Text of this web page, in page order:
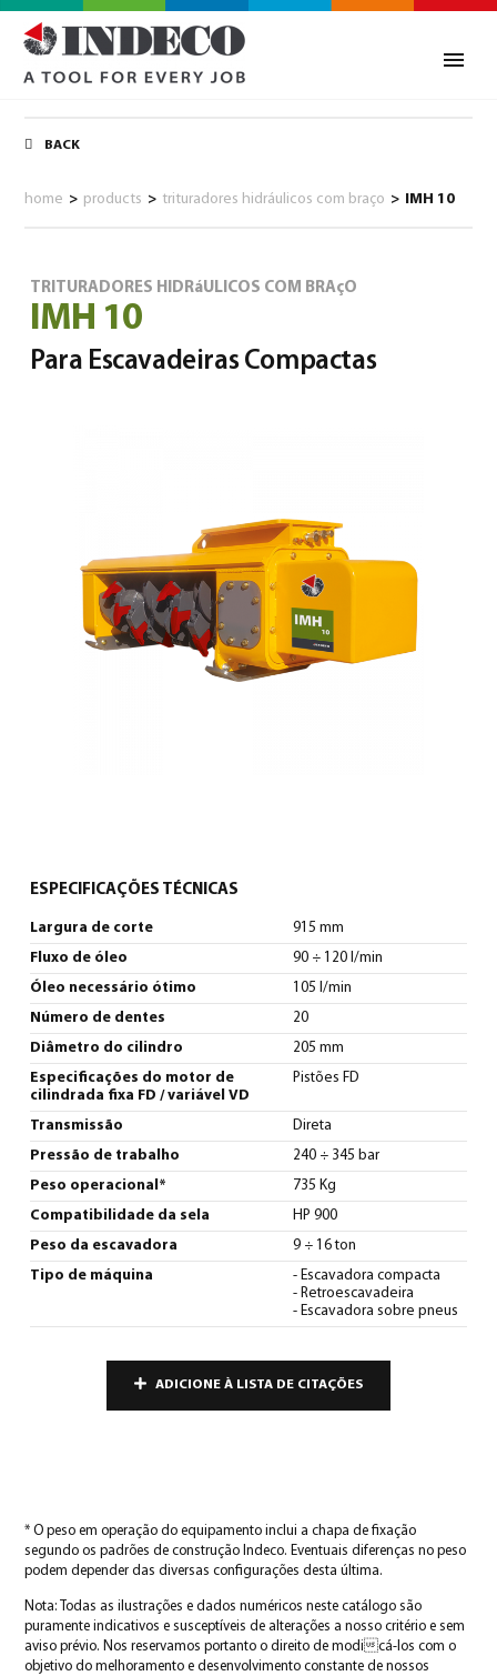
Português)
BACK
home > products > trituradores hidráulicos com braço > IMH 10
TRITURADORES HIDRáULICOS COM BRAçO
IMH 10
Para Escavadeiras Compactas
ESPECIFICAÇÕES TÉCNICAS
Largura de corte 915 mm
Fluxo de óleo 90 ÷ 120 l/min
Óleo necessário ótimo 105 l/min
Número de dentes 20
Diâmetro do cilindro 205 mm
Especificações do motor de
cilindrada fixa FD / variável VD
Pistões FD
Transmissão Direta
Pressão de trabalho 240 ÷ 345 bar
Peso operacional* 735 Kg
Compatibilidade da sela HP 900
Peso da escavadora 9 ÷ 16 ton
Tipo de máquina
- Escavadora compacta
- Retroescavadeira
- Escavadora sobre pneus
ADICIONE À LISTA DE CITAÇÕES
* O peso em operação do equipamento inclui a chapa de fixação
segundo os padrões de construção Indeco. Eventuais diferenças no peso
podem depender das diversas configurações desta última.
Nota: Todas as ilustrações e dados numéricos neste catálogo são
puramente indicativos e susceptíveis de alterações a nosso critério e sem
aviso prévio. Nos reservamos portanto o direito de modicá-los com o
objetivo do melhoramento e desenvolvimento constante de nossos